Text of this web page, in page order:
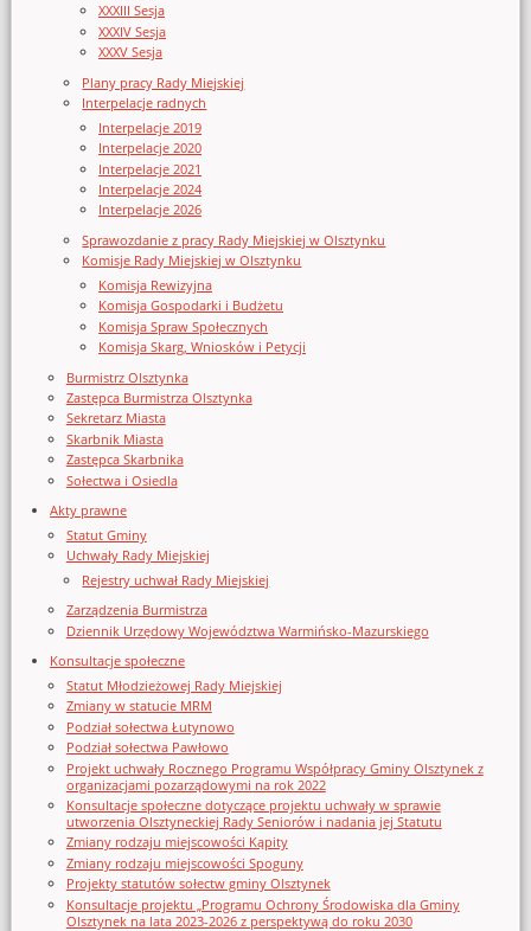
XXXIII Sesja
XXXIV Sesja
XXXV Sesja
Plany pracy Rady Miejskiej
Interpelacje radnych
Interpelacje 2019
Interpelacje 2020
Interpelacje 2021
Interpelacje 2024
Interpelacje 2026
Sprawozdanie z pracy Rady Miejskiej w Olsztynku
Komisje Rady Miejskiej w Olsztynku
Komisja Rewizyjna
Komisja Gospodarki i Budżetu
Komisja Spraw Społecznych
Komisja Skarg, Wniosków i Petycji
Burmistrz Olsztynka
Zastępca Burmistrza Olsztynka
Sekretarz Miasta
Skarbnik Miasta
Zastępca Skarbnika
Sołectwa i Osiedla
Akty prawne
Statut Gminy
Uchwały Rady Miejskiej
Rejestry uchwał Rady Miejskiej
Zarządzenia Burmistrza
Dziennik Urzędowy Województwa Warmińsko-Mazurskiego
Konsultacje społeczne
Statut Młodzieżowej Rady Miejskiej
Zmiany w statucie MRM
Podział sołectwa Łutynowo
Podział sołectwa Pawłowo
Projekt uchwały Rocznego Programu Współpracy Gminy Olsztynek z
organizacjami pozarządowymi na rok 2022
Konsultacje społeczne dotyczące projektu uchwały w sprawie
utworzenia Olsztyneckiej Rady Seniorów i nadania jej Statutu
Zmiany rodzaju miejscowości Kąpity
Zmiany rodzaju miejscowości Spoguny
Projekty statutów sołectw gminy Olsztynek
Konsultacje projektu „Programu Ochrony Środowiska dla Gminy
Olsztynek na lata 2023-2026 z perspektywą do roku 2030